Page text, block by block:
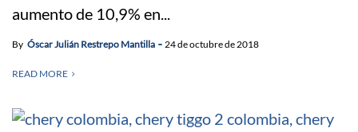
aumento de 10,9% en...
By Óscar Julián Restrepo Mantilla 24 de octubre de 2018
READ MORE